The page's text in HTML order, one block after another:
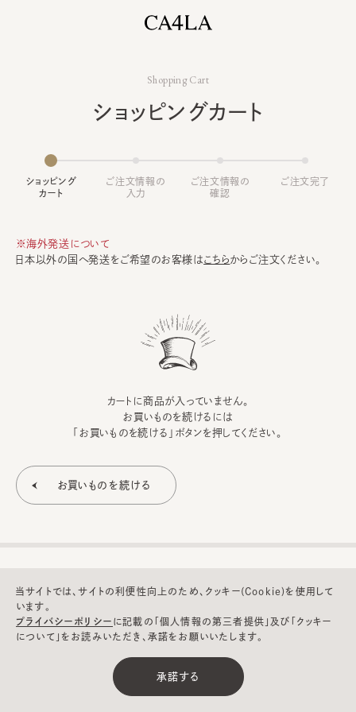
Shopping Cart
ショッピングカート
ショッピング
カート
ご注文情報の
入力
ご注文情報の
確認
ご注文完了
※海外発送について
日本以外の国へ発送をご希望のお客様はこちらからご注文ください。
カートに商品が入っていません。
お買いものを続けるには
「お買いものを続ける」ボタンを押してください。
©CA4LA INC. All Rights Reserved.
当サイトでは、サイトの利便性向上のため、クッキー(Cookie)を使用して
います。
プライバシーポリシー に記載の「個人情報の第三者提供」及び「クッキー
について」をお読みいただき、承諾をお願いいたします。
承諾する